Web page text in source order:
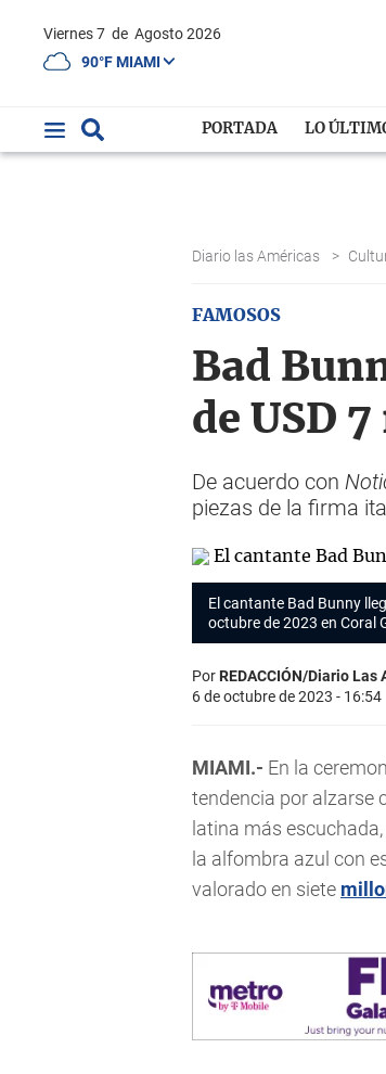
Viernes 7 de Agosto 2026
90°F MIAMI
PORTADA LO
Diario las Américas >
FAMOSOS
Bad
de USD
De acuerdo con
piezas de la firma
El cantante Bad Bunny
octubre de 2023 en Coral
PorREDACCIÓN/Diario Las
6 de octubre de 2023 - 16:54
MIAMI.- En la
tendencia por alzarse
latina más
la alfombra azul con
valorado en siete